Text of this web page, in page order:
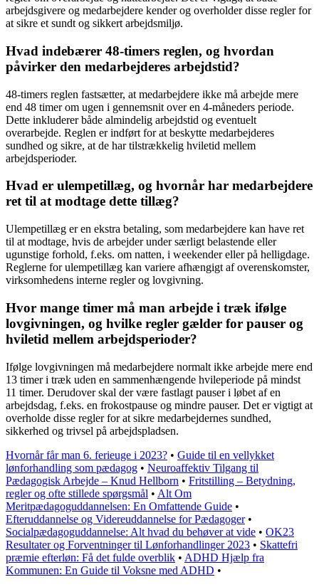
arbejdsgivere og medarbejdere kender og overholder disse regler for
at sikre et sundt og sikkert arbejdsmiljø.
Hvad indebærer 48-timers reglen, og hvordan
påvirker den medarbejderes arbejdstid?
48-timers reglen fastsætter, at medarbejdere ikke må arbejde mere
end 48 timer om ugen i gennemsnit over en 4-måneders periode.
Dette inkluderer både almindelig arbejdstid og eventuelt
overarbejde. Reglen er indført for at beskytte medarbejderes
sundhed og sikre, at de har tilstrækkelig hviletid mellem
arbejdsperioder.
Hvad er ulempetillæg, og hvornår har medarbejdere
ret til at modtage dette tillæg?
Ulempetillæg er en ekstra betaling, som medarbejdere kan have ret
til at modtage, hvis de arbejder under særligt belastende eller
ugunstige forhold, f.eks. om natten, i weekender eller på helligdage.
Reglerne for ulempetillæg kan variere afhængigt af overenskomster,
virksomhedens interne regler og lovgivning.
Hvor mange timer må man arbejde i træk ifølge
lovgivningen, og hvilke regler gælder for pauser og
hviletid mellem arbejdsperioder?
Ifølge lovgivningen må medarbejdere normalt ikke arbejde mere end
13 timer i træk uden en sammenhængende hvileperiode på mindst
11 timer. Derudover skal der være fastlagt pauser i løbet af en
arbejdsdag, f.eks. en frokostpause og mindre pauser. Det er vigtigt at
overholde disse regler for at sikre medarbejdernes sundhed,
sikkerhed og trivsel på arbejdspladsen.
Hvornår får man 6. ferieuge i 2023? • Guide til en vellykket
lønforhandling som pædagog • Neuroaffektiv Tilgang til
Pædagogisk Arbejde – Knud Hellborn • Fritstilling – Betydning,
regler og ofte stillede spørgsmål • Alt Om
Meritpædagoguddannelsen: En Omfattende Guide •
Efteruddannelse og Videreuddannelse for Pædagoger•
Socialpædagoguddannelse: Alt hvad du behøver at vide • OK23
Resultater og Forventninger til Lønforhandlinger 2023 • Skattefri
præmie efterløn: Få det fulde overblik • ADHD Hjælp fra
Kommunen: En Guide til Voksne med ADHD •